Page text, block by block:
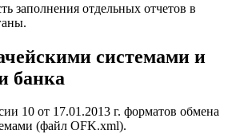
заполнения отдельных отчетов в
системами и
банка
10 от 17.01.2013 г. форматов обмена
(файл OFK.xml).